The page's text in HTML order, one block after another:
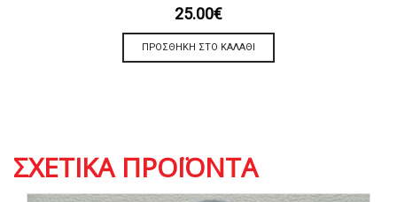
25.00€
ΠΡΟΣΘΉΚΗ ΣΤΟ ΚΑΛΆΘΙ
ΣΧΕΤΙΚΆ ΠΡΟΪΌΝΤΑ